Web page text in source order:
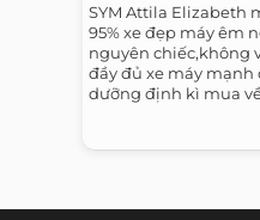
SYM Attila Elizabeth
95% xe đẹp máy êm
nguyên chiếc,không
đầy đủ xe máy mạnh
dưỡng định kì mua